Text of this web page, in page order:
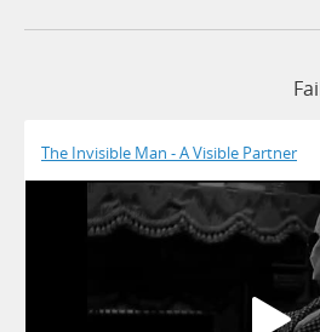
The Invisible Man - A Visible Partner